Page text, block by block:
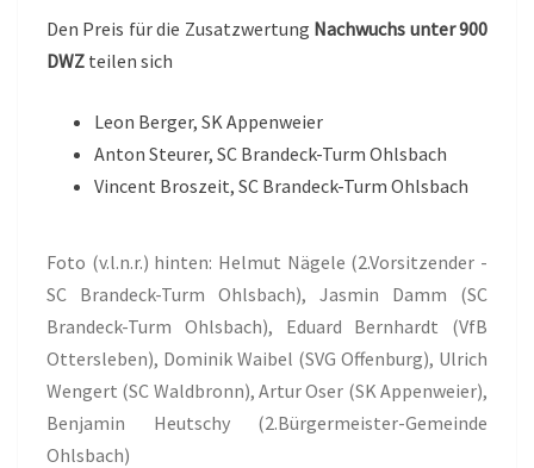
Den Preis für die Zusatzwertung Nachwuchs unter 900
DWZ teilen sich
Leon Berger, SK Appenweier
Anton Steurer, SC Brandeck-Turm Ohlsbach
Vincent Broszeit, SC Brandeck-Turm Ohlsbach
Foto (v.l.n.r.) hinten: Helmut Nägele (2.Vorsitzender -
SC Brandeck-Turm Ohlsbach), Jasmin Damm (SC
Brandeck-Turm Ohlsbach), Eduard Bernhardt (VfB
Ottersleben), Dominik Waibel (SVG Offenburg), Ulrich
Wengert (SC Waldbronn), Artur Oser (SK Appenweier),
Benjamin Heutschy (2.Bürgermeister-Gemeinde
Ohlsbach)